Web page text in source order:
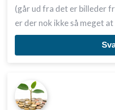
(går ud fra det er billeder
er der nok ikke så meget
Udvikle og forbedre tjenester
Bruge begrænsede
indhold
IAB Special Features:
Identificere enheder baseret
anmodede oplysninger